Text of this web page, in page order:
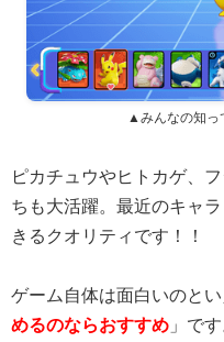
▲みんなの知っ
ピカチュウやヒトカゲ、
ちも大活躍。最近のキャ
きるクオリティです！！
ゲーム自体は面白いのとい
めるのならおすすめ 」で